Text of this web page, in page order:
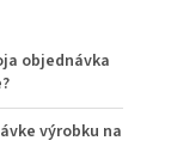
objednávka
výrobku na